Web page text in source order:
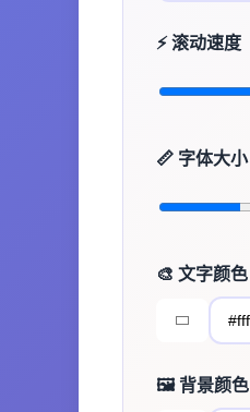
⚡ 滚动速度
📏 字体大小
🎨 文字颜色
🖼️ 背景颜色